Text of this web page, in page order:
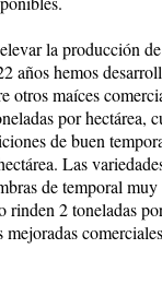
la producción
años hemos
otros maíces
por hectárea,
de buen
Las
de temporal muy
rinden 2 toneladas